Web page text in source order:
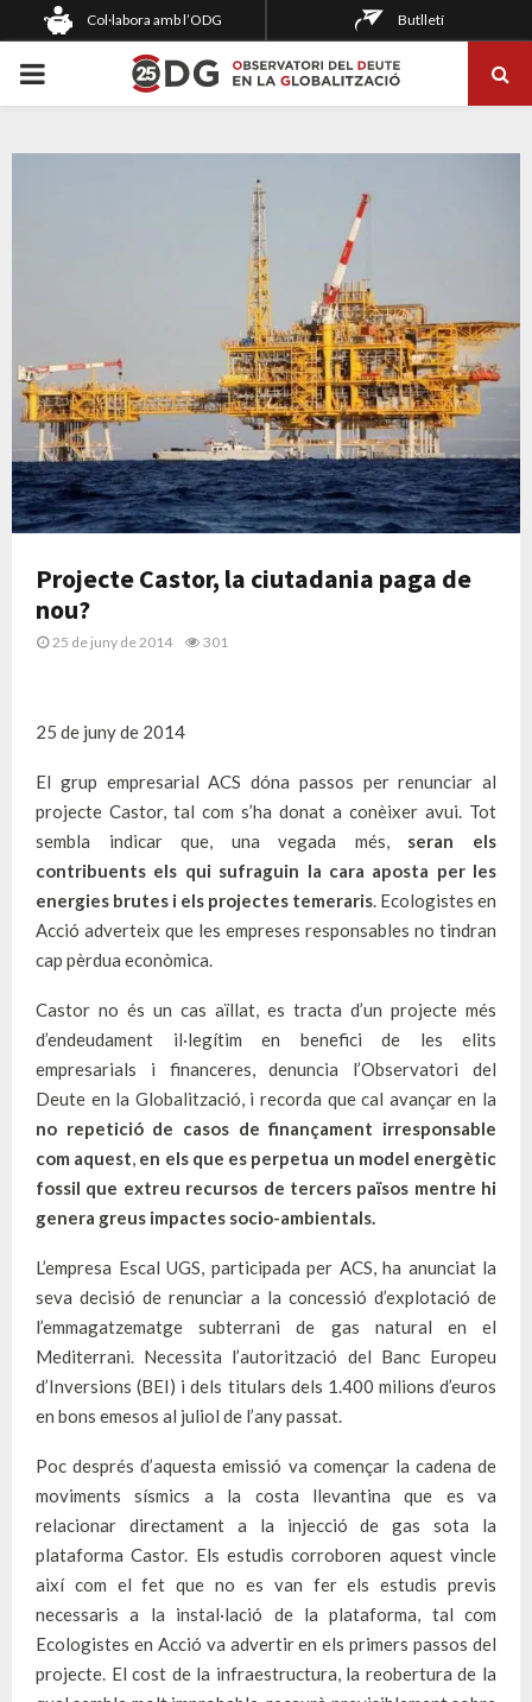
Col·labora amb l’ODG Butlletí
PRIMARY
Projecte Castor, la ciutadania paga de
nou?
25 de juny de 2014 301
25 de juny de 2014
El grup empresarial ACS dóna passos per renunciar al
projecte Castor, tal com s’ha donat a conèixer avui. Tot
sembla indicar que, una vegada més, seran els
contribuents els qui sufraguin la cara aposta per les
energies brutes i els projectes temeraris. Ecologistes en
Acció adverteix que les empreses responsables no tindran
cap pèrdua econòmica.
Castor no és un cas aïllat, es tracta d’un projecte més
d’endeudament il·legítim en benefici de les elits
empresarials i financeres, denuncia l’Observatori del
Deute en la Globalització, i recorda que cal avançar en la
no repetició de casos de finançament irresponsable
com aquest, en els que es perpetua un model energètic
fossil que extreu recursos de tercers països mentre hi
genera greus impactes socio-ambientals.
L’empresa Escal UGS, participada per ACS, ha anunciat la
seva decisió de renunciar a la concessió d’explotació de
l’emmagatzematge subterrani de gas natural en el
Mediterrani. Necessita l’autorització del Banc Europeu
d’Inversions (BEI) i dels titulars dels 1.400 milions d’euros
en bons emesos al juliol de l’any passat.
Poc després d’aquesta emissió va començar la cadena de
moviments sísmics a la costa llevantina que es va
relacionar directament a la injecció de gas sota la
plataforma Castor. Els estudis corroboren aquest vincle
així com el fet que no es van fer els estudis previs
necessaris a la instal·lació de la plataforma, tal com
Ecologistes en Acció va advertir en els primers passos del
projecte. El cost de la infraestructura, la reobertura de la